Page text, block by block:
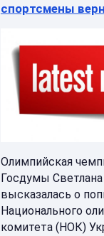
спортсмены
Олимпийская
Госдумы
высказалась о
Национального
комитета (НОК)